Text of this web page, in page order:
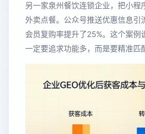
另一家泉州餐饮连锁企业，把小程
外卖点餐。公众号推送优惠信息引
会员复购率提升了25%。这个案例
一定要追求功能多，而是要精准匹